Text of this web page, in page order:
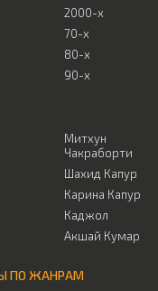
2000-х
70-х
80-х
90-х
Митхун
Чакраборти
Шахид Капур
Карина Капур
Каджол
Акшай Кумар
ПО ЖАНРАМ